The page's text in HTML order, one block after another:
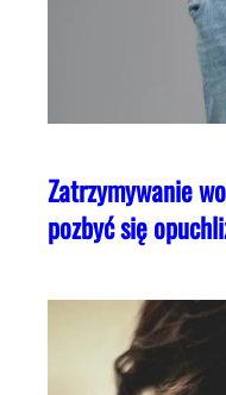
Zatrzymywanie
pozbyć się